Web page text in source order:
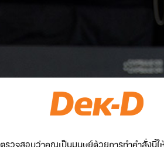
ตรวจสอบว่าคุณเป็นมนุษย์ด้วยการทำคำสั่งนี้ใ